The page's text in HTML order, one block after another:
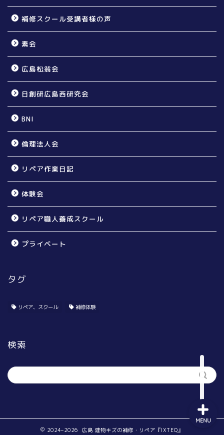
補修スクール受講者様の声
素会
広島松翁会
日創研広島西研究会
BNI
倫理法人会
リペア作業日記
体験会
リペア職人養成スクール
プライベート
タグ
リペア、スクール 補修体験
検索
2024–2026 広島 建物キズの補修・リペア『IXTEQ』
MENU